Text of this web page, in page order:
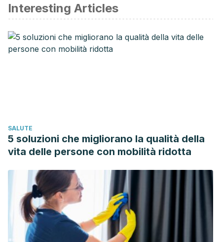
Suárez-Machín, Caridad; Garrido-Carralero, Norge Antonio;
Guevara-Rodríguez, Carmen Amarilys Levadura
Saccharomyces cerevisiae y la producción de alcohol.
Revisión bibliográfica ICIDCA. Sobre los Derivados de la
levaduras vínicas mediante la técnica de liofilización.
Congreso Nacional de Investigación.Disponible en:
https://www.uv.es/enolab/
Eduardo Umaña. Conservación de alimentos por frío.
FUSADES. Disponible en:
http://fusades.org/publicaciones/
Silvina Pardo, Miguel Ángel Galvagno, Patricia Cerrutti.
Estudios de la viabilidad y la vitalidad frente al congelado
Interesting Articles
SALUTE
5 soluzioni che migliorano la qualità della
vita delle persone con mobilità ridotta